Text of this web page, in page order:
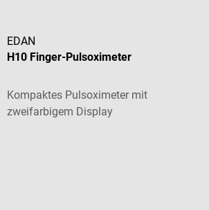
EDAN
H10 Finger-Pulsoximeter
Kompaktes Pulsoximeter mit
zweifarbigem Display